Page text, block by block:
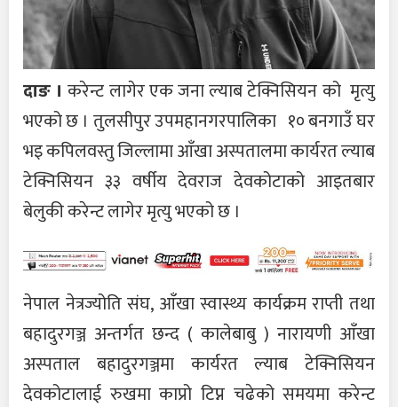
दाङ । करेन्ट लागेर एक जना ल्याब टेक्निसियन को मृत्यु
भएको छ । तुलसीपुर उपमहानगरपालिका १० बनगाउँ घर
भइ कपिलवस्तु जिल्लामा आँखा अस्पतालमा कार्यरत ल्याब
टेक्निसियन ३३ वर्षीय देवराज देवकोटाको आइतबार
बेलुकी करेन्ट लागेर मृत्यु भएको छ ।
नेपाल नेत्रज्योति संघ, आँखा स्वास्थ्य कार्यक्रम राप्ती तथा
बहादुरगञ्ज अन्तर्गत छन्द ( कालेबाबु ) नारायणी आँखा
अस्पताल बहादुरगञ्जमा कार्यरत ल्याब टेक्निसियन
देवकोटालाई रुखमा काप्रो टिप्न चढेको समयमा करेन्ट